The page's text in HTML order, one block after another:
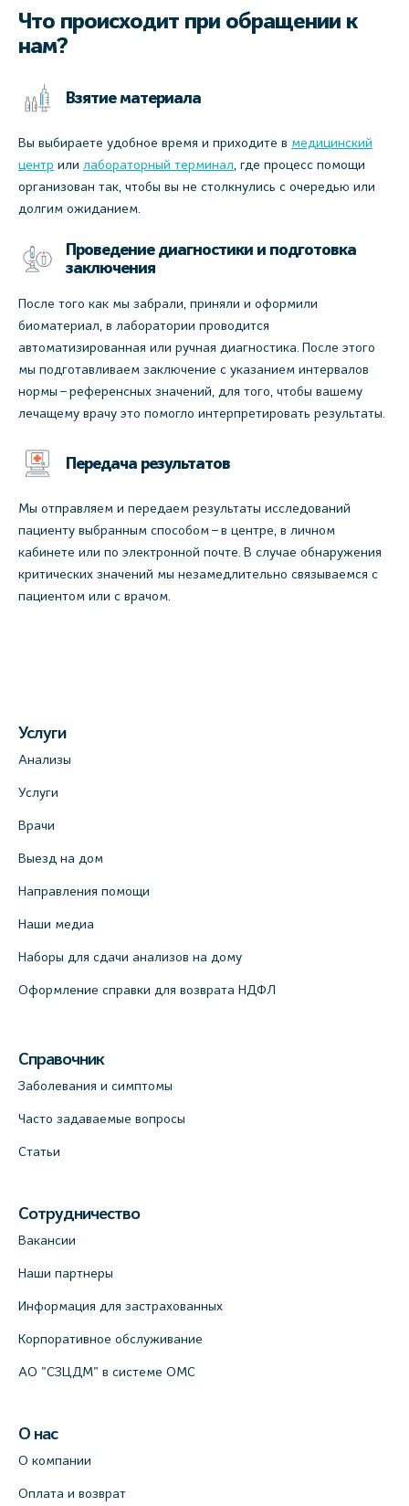
Что происходит при обращении к
нам?
Взятие материала
Вы выбираете удобное время и приходите в медицинский
центр или лабораторный терминал, где процесс помощи
организован так, чтобы вы не столкнулись с очередью или
долгим ожиданием.
Проведение диагностики и подготовка
заключения
После того как мы забрали, приняли и оформили
биоматериал, в лаборатории проводится
автоматизированная или ручная диагностика. После этого
мы подготавливаем заключение с указанием интервалов
нормы – референсных значений, для того, чтобы вашему
лечащему врачу это помогло интерпретировать результаты.
Передача результатов
Мы отправляем и передаем результаты исследований
пациенту выбранным способом – в центре, в личном
кабинете или по электронной почте. В случае обнаружения
критических значений мы незамедлительно связываемся с
пациентом или с врачом.
Услуги
Анализы
Услуги
Врачи
Выезд на дом
Направления помощи
Наши медиа
Наборы для сдачи анализов на дому
Оформление справки для возврата НДФЛ
Справочник
Заболевания и симптомы
Часто задаваемые вопросы
Статьи
Сотрудничество
Вакансии
Наши партнеры
Информация для застрахованных
Корпоративное обслуживание
АО "СЗЦДМ" в системе ОМС
О нас
О компании
Оплата и возврат